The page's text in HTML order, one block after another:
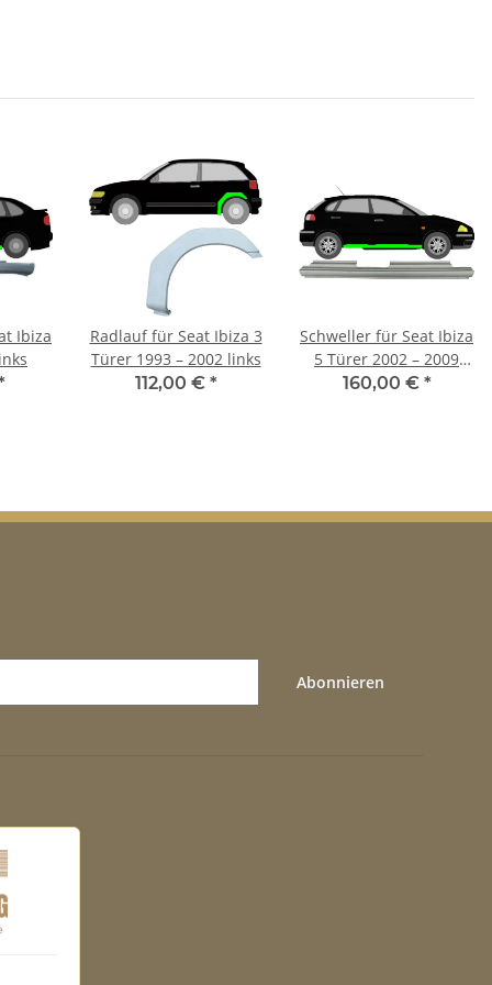
Ibiza
Radlauf für Seat Ibiza 3
Türer 1993 – 2002 links
112,00 € *
Schweller für Seat Ibiza
5 Türer 2002 – 2009
rechts
160,00 € *
Abonnieren